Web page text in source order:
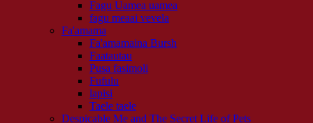
Fagu Uamea uamea
fagu meaai vevela
Fa'amama
Fa'amamaina Bursh
Faatautau
Pusa fasimoli
Fufulu
lapisi
Taele taele
Despicable Me and The Secret Life of Pets